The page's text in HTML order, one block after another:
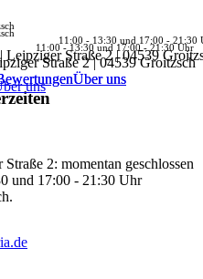
11:00 - 13:30 und 17:00 - 21:30
Leipziger Straße 2 | 04539
uns
11:00 - 13:30 und 17:00 - 21:30 Uhr
Straße 2 | 04539 Groitzsch
Über uns
Über uns
2: momentan geschlossen
und 17:00 - 21:30 Uhr